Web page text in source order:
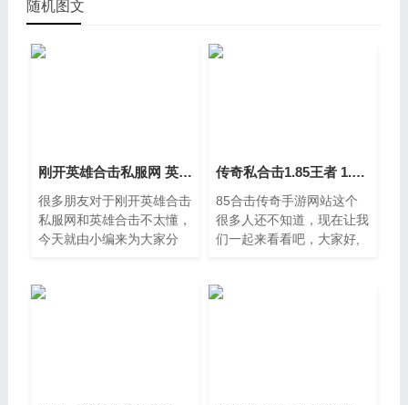
随机图文
刚开英雄合击私服网 英雄合击
很多朋友对于刚开英雄合击
私服网和英雄合击不太懂，
今天就由小编来为大家分
古传奇英雄版攻略是什么可
传奇私合击1.85王者 1.85合击传奇手游网站
85合击传奇手游网站这个
很多人还不知道，现在让我
们一起来看看吧，大家好,
1，85王者，1。一、有好